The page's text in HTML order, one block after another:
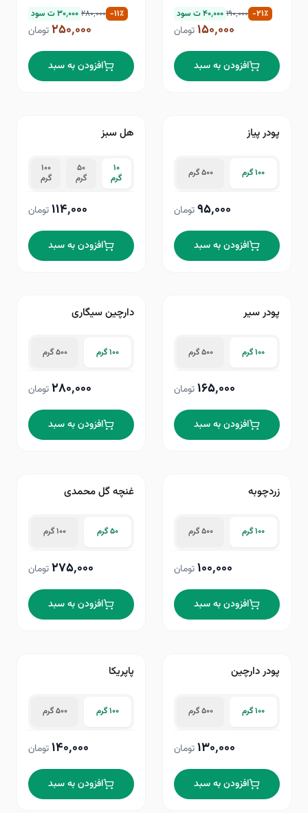
-۲۱٪ ۱۹۰٬۰۰۰ ۴۰٬۰۰۰ت سود
۱۵۰٬۰۰۰تومان
افزودن به سبد
-۱۱٪ ۲۸۰٬۰۰۰ ۳۰٬۰۰۰ت سود
۲۵۰٬۰۰۰تومان
افزودن به سبد
پودر پیاز
۱۰۰ گرم ۵۰۰ گرم
۹۵٬۰۰۰تومان
افزودن به سبد
هل سبز
۱۰
گرم
۵۰
گرم
۱۰۰
گرم
۱۱۴٬۰۰۰تومان
افزودن به سبد
پودر سیر
۱۰۰ گرم ۵۰۰ گرم
۱۶۵٬۰۰۰تومان
افزودن به سبد
دارچین سیگاری
۱۰۰ گرم ۵۰۰ گرم
۲۸۰٬۰۰۰تومان
افزودن به سبد
زردچوبه
۱۰۰ گرم ۵۰۰ گرم
۱۰۰٬۰۰۰تومان
افزودن به سبد
غنچه گل محمدی
۵۰ گرم ۱۰۰ گرم
۲۷۵٬۰۰۰تومان
افزودن به سبد
پودر دارچین
۱۰۰ گرم ۵۰۰ گرم
۱۳۰٬۰۰۰تومان
افزودن به سبد
پاپریکا
۱۰۰ گرم ۵۰۰ گرم
۱۴۰٬۰۰۰تومان
افزودن به سبد